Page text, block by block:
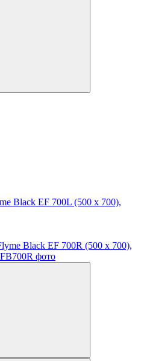
Black EF 700L (500 х 700),